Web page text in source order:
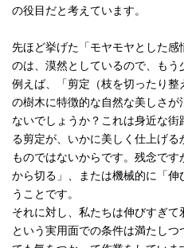
の役目だと考えています。
先ほど挙げた「モヤモヤとした
のは、漠然としているので、もう
例えば、「剪定（枝を切ったり
の樹木に特徴的な自然な美しさ
ないでしょうか？これは身近な
る剪定が、いかに美しく仕上げ
ものではないからです。残念で
から切る」、または機械的に「
うことです。
それに対し、私たちは伸びすぎて
という実用面での条件は満たし